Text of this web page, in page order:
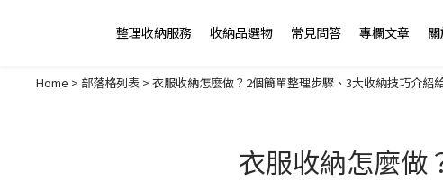
整理收納服務 收納品選物 常見問答 專欄文章
Home > 部落格列表 > 衣服收納怎麼做？2個簡單整理步驟、3大收納技巧介紹
衣服收納怎麼做